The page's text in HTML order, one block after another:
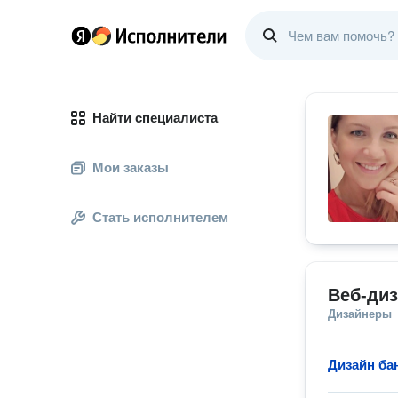
Найти специалиста
Мои заказы
Стать исполнителем
Веб-
Дизайнеры
Дизайн